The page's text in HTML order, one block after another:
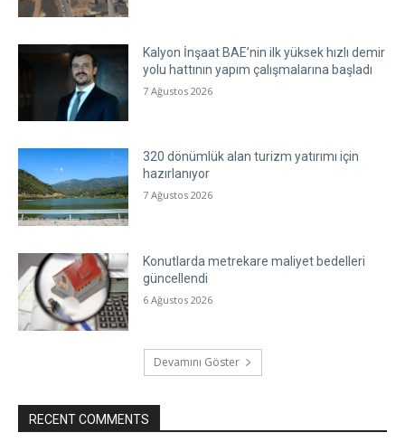
Kalyon İnşaat BAE’nin ilk yüksek hızlı demir
yolu hattının yapım çalışmalarına başladı
7 Ağustos 2026
320 dönümlük alan turizm yatırımı için
hazırlanıyor
7 Ağustos 2026
Konutlarda metrekare maliyet bedelleri
güncellendi
6 Ağustos 2026
Devamını Göster
RECENT COMMENTS